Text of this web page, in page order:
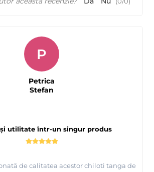
utilitate într-un singur produs
de calitatea acestor chiloti tanga de
P
Petrica
Stefan